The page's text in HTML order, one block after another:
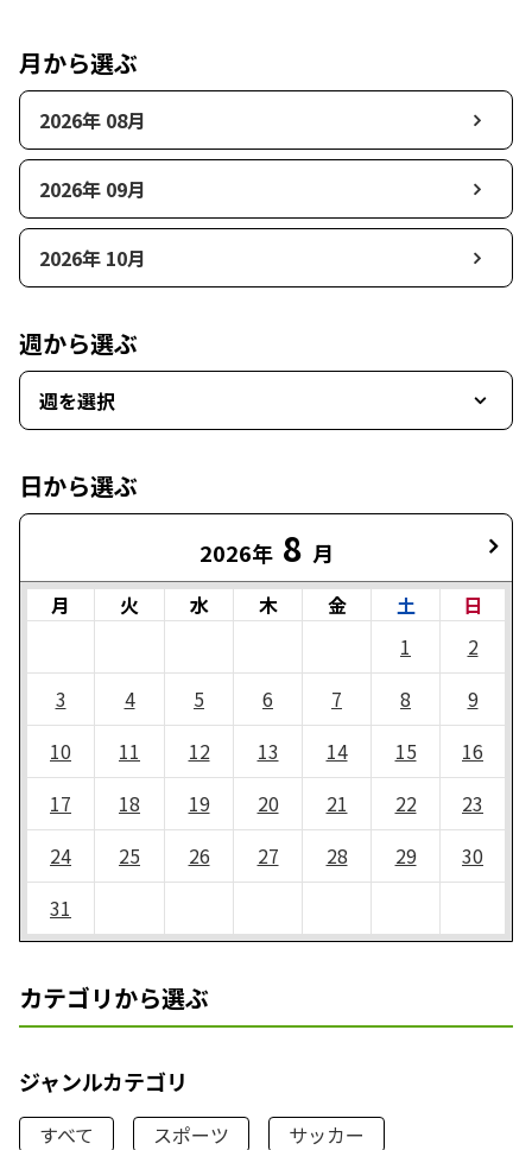
月から選ぶ
2026年 08月
2026年 09月
2026年 10月
週から選ぶ
週を選択
日から選ぶ
2026年 8 月
月 火 水 木 金 土
日
1
2
3
4 5 6 7 8
9
10
11 12 13 14 15
16
17
18 19 20 21 22
23
24
25 26 27 28 29
30
31
カテゴリから選ぶ
ジャンルカテゴリ
すべて スポーツ
サッカー